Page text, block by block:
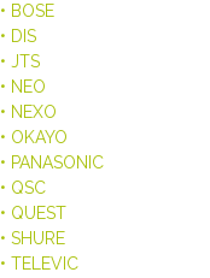
• BOSE
• DIS
• JTS
• NEO
• NEXO
• OKAYO
• PANASONIC
• QSC
• QUEST
• SHURE
• TELEVIC